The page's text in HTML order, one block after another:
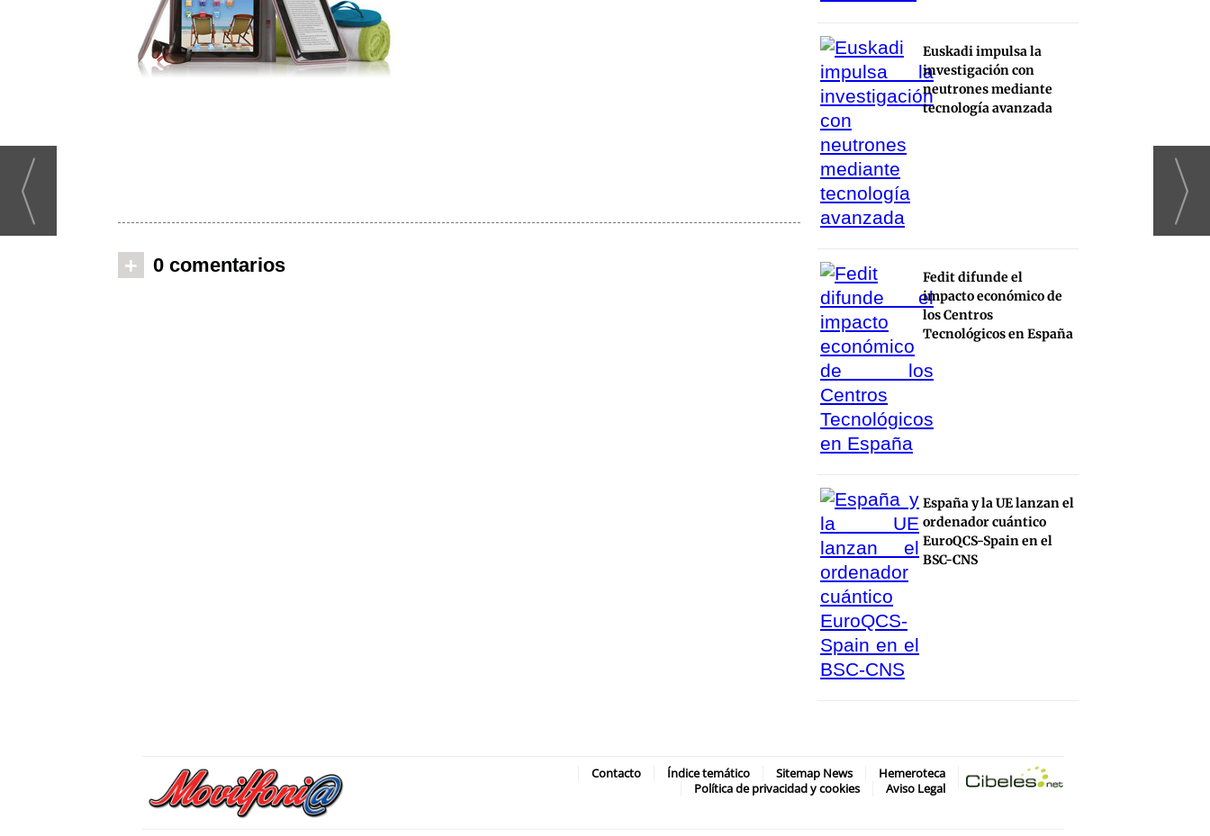
+ 0 comentarios
Euskadi impulsa la
investigación con
neutrones mediante
tecnología avanzada
Fedit difunde el
impacto económico de
los Centros
Tecnológicos en España
España y la UE lanzan el
ordenador cuántico
EuroQCS-Spain en el
BSC-CNS
Contacto Índice temático Sitemap News
Hemeroteca
Política de privacidad y cookies
Aviso Legal